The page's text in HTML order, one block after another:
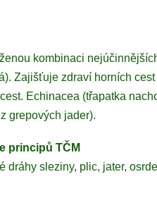
kombinaci
Zajišťuje zdraví horních
Echinacea (třapatka
grepových jader).
principů TČM
dráhy sleziny, plic, jater,